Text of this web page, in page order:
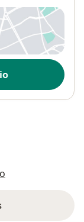
nueva